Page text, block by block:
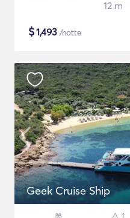
12 m
$1,493 /notte
Geek Cruise Ship